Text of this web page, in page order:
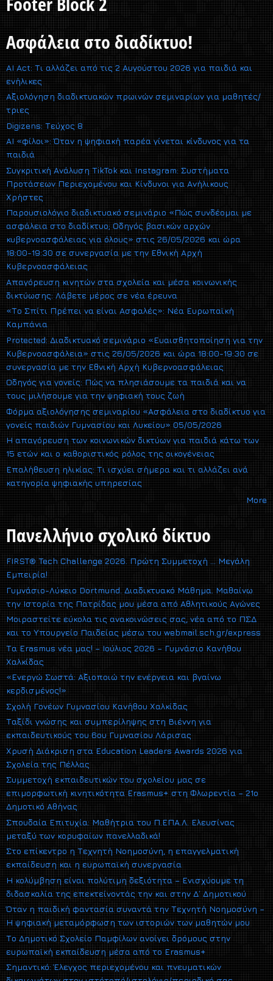
Ασφάλεια στο διαδίκτυο!
AI Act: Τι αλλάζει από τις 2 Αυγούστου 2026 για παιδιά και
ενήλικες
Αξιολόγηση διαδικτυακών πρωινών σεμιναρίων για μαθητές/
τριες
Digizens: Τεύχος 8
AI «φίλοι»: Όταν η ψηφιακή παρέα γίνεται κίνδυνος για τα
παιδιά
Συγκριτική Ανάλυση TikTok και Instagram: Συστήματα
Προτάσεων Περιεχομένου και Κίνδυνοι για Ανήλικους
Χρήστες
Παρουσιολόγιο διαδικτυακό σεμινάριο «Πώς συνδέομαι με
ασφάλεια στο διαδίκτυο; Οδηγός βασικών αρχών
κυβερνοασφάλειας για όλους» στις 26/05/2026 και ώρα
18:00-19:30 σε συνεργασία με την Εθνική Αρχή
Κυβερνοασφάλειας
Απαγόρευση κινητών στα σχολεία και μέσα κοινωνικής
δικτύωσης: Λάβετε μέρος σε νέα έρευνα
«Το Σπίτι Πρέπει να είναι Ασφαλές»: Νέα Ευρωπαϊκή
Καμπάνια
Protected: Διαδικτυακό σεμινάριο «Ευαισθητοποίηση για την
Κυβερνοασφάλεια» στις 26/05/2026 και ώρα 18:00-19:30 σε
συνεργασία με την Εθνική Αρχή Κυβερνοασφάλειας
Οδηγός για γονείς: Πώς να πλησιάσουμε τα παιδιά και να
τους μιλήσουμε για την ψηφιακή τους ζωή
Φόρμα αξιολόγησης σεμιναρίου «Ασφάλεια στο διαδίκτυο για
γονείς παιδιών Γυμνασίου και Λυκείου» 05/05/2026
Η απαγόρευση των κοινωνικών δικτύων για παιδιά κάτω των
15 ετών και ο καθοριστικός ρόλος της οικογένειας
Επαλήθευση ηλικίας: Τι ισχύει σήμερα και τι αλλάζει ανά
κατηγορία ψηφιακής υπηρεσίας
More
Πανελλήνιο σχολικό δίκτυο
FIRST® Tech Challenge 2026. Πρώτη Συμμετοχή … Μεγάλη
Εμπειρία!
Γυμνάσιο-Λύκειο Dortmund. Διαδικτυακό Μάθημα. Μαθαίνω
την Ιστορία της Πατρίδας μου μέσα από Αθλητικούς Αγώνες
Μοιραστείτε εύκολα τις ανακοινώσεις σας, νέα από το ΠΣΔ
και το Υπουργείο Παιδείας μέσω του webmail.sch.gr/express
Τα Erasmus νέα μας! – Ιούλιος 2026 – Γυμνάσιο Κανήθου
Χαλκίδας
«Ενεργώ Σωστά: Αξιοποιώ την ενέργεια και βγαίνω
κερδισμένος!»
Σχολή Γονέων Γυμνασίου Κανήθου Χαλκίδας
Ταξίδι γνώσης και συμπερίληψης στη Βιέννη για
εκπαιδευτικούς του 6ου Γυμνασίου Λάρισας
Χρυσή Διάκριση στα Education Leaders Awards 2026 για
Σχολεία της Πέλλας
Συμμετοχή εκπαιδευτικών του σχολείου μας σε
επιμορφωτική κινητικότητα Erasmus+ στη Φλωρεντία – 21ο
Δημοτικό Αθήνας
Σπουδαία Επιτυχία: Μαθήτρια του Π.ΕΠΑ.Λ. Ελευσίνας
μεταξύ των κορυφαίων πανελλαδικά!
Στο επίκεντρο η Τεχνητή Νοημοσύνη, η επαγγελματική
εκπαίδευση και η ευρωπαϊκή συνεργασία
Η κολύμβηση είναι πολύτιμη δεξιότητα – Ενισχύουμε τη
διδασκαλία της επεκτείνοντάς την και στην Δ΄ Δημοτικού
Όταν η παιδική φαντασία συναντά την Τεχνητή Νοημοσύνη –
Η ψηφιακή μεταμόρφωση των ιστοριών των μαθητών μου
Το Δημοτικό Σχολείο Παμφίλων ανοίγει δρόμους στην
ευρωπαϊκή εκπαίδευση μέσα από το Erasmus+
Σημαντικό: Έλεγχος περιεχομένου και πνευματικών